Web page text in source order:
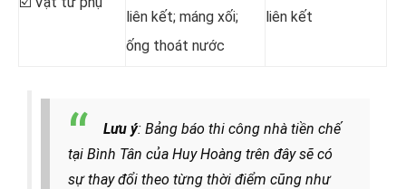
liên kết; máng xối;
ống thoát nước
liên kết
Lưu ý: Bảng báo thi công nhà tiền chế
tại Bình Tân của Huy Hoàng trên đây sẽ có
sự thay đổi theo từng thời điểm cũng như